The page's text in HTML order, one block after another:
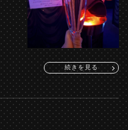
続きを見る